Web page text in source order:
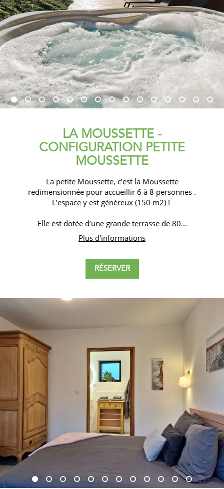
LA MOUSSETTE -
CONFIGURATION PETITE
MOUSSETTE
La petite Moussette, c’est la Moussette
redimensionnée pour accueillir 6 à 8 personnes .
L’espace y est généreux (150 m2) !
Elle est dotée d’une grande terrasse de 80...
Plus d'informations
RÉSERVER